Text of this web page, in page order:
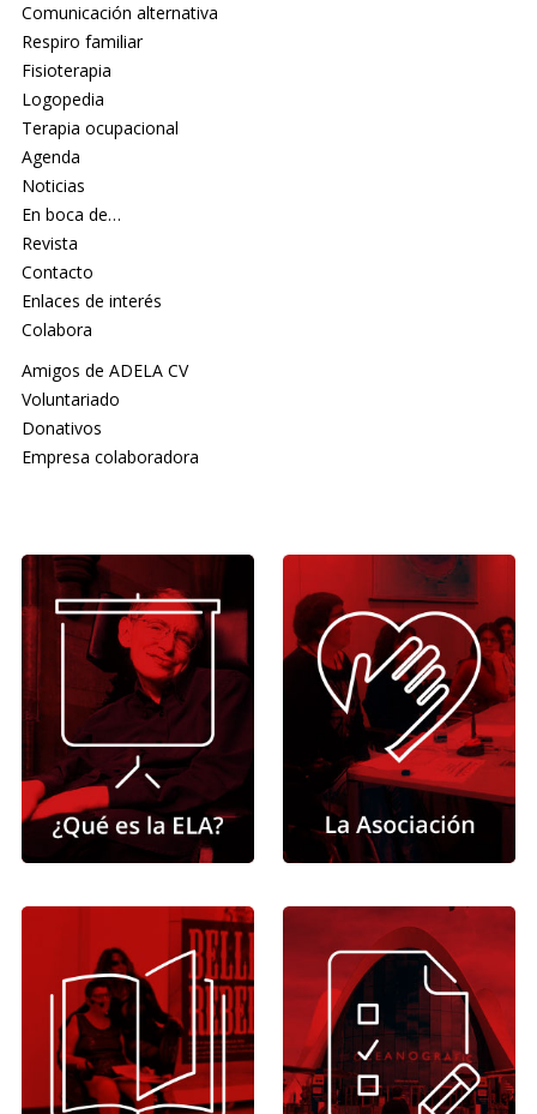
Comunicación alternativa
Respiro familiar
Fisioterapia
Logopedia
Terapia ocupacional
Agenda
Noticias
En boca de…
Revista
Contacto
Enlaces de interés
Colabora
Amigos de ADELA CV
Voluntariado
Donativos
Empresa colaboradora